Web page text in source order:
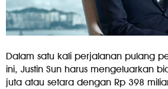
Dalam satu kali perjalanan pulang
ini, Justin Sun harus mengeluarkan
juta atau setara dengan Rp 398